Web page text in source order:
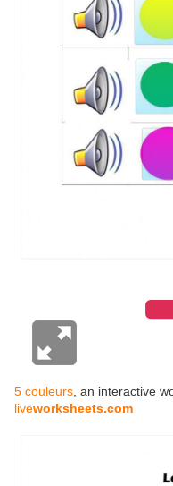
5 couleurs , an interactive
liveworksheets.com